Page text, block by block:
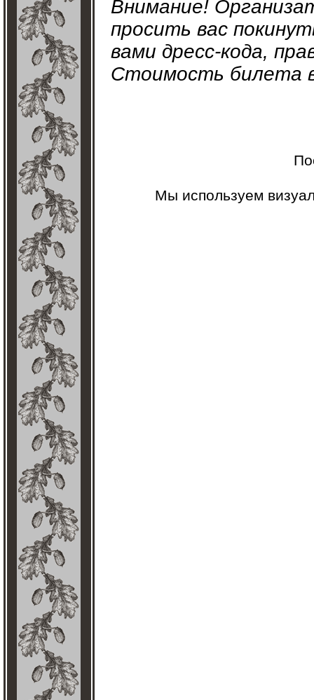
Внимание!
просить вас
вами дресс-кода,
Стоимость билета
Мы используем